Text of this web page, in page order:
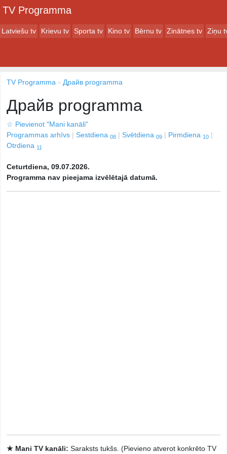
TV Programma
Latviešu tv Krievu tv Sporta tv Kino tv Bērnu tv Zinātnes tv Ziņu
TV Programma Драйв programma
Драйв programma
☆ Pievienot "Mani kanāli"
Programmas arhīvs
Sestdiena 08 Svētdiena 09 Pirmdiena 10
Otrdiena 11
Ceturtdiena, 09.07.2026.
Programma nav pieejama izvēlētajā datumā.
★ Mani TV kanāli: Saraksts tukšs. (Pievieno atverot konkrēto TV